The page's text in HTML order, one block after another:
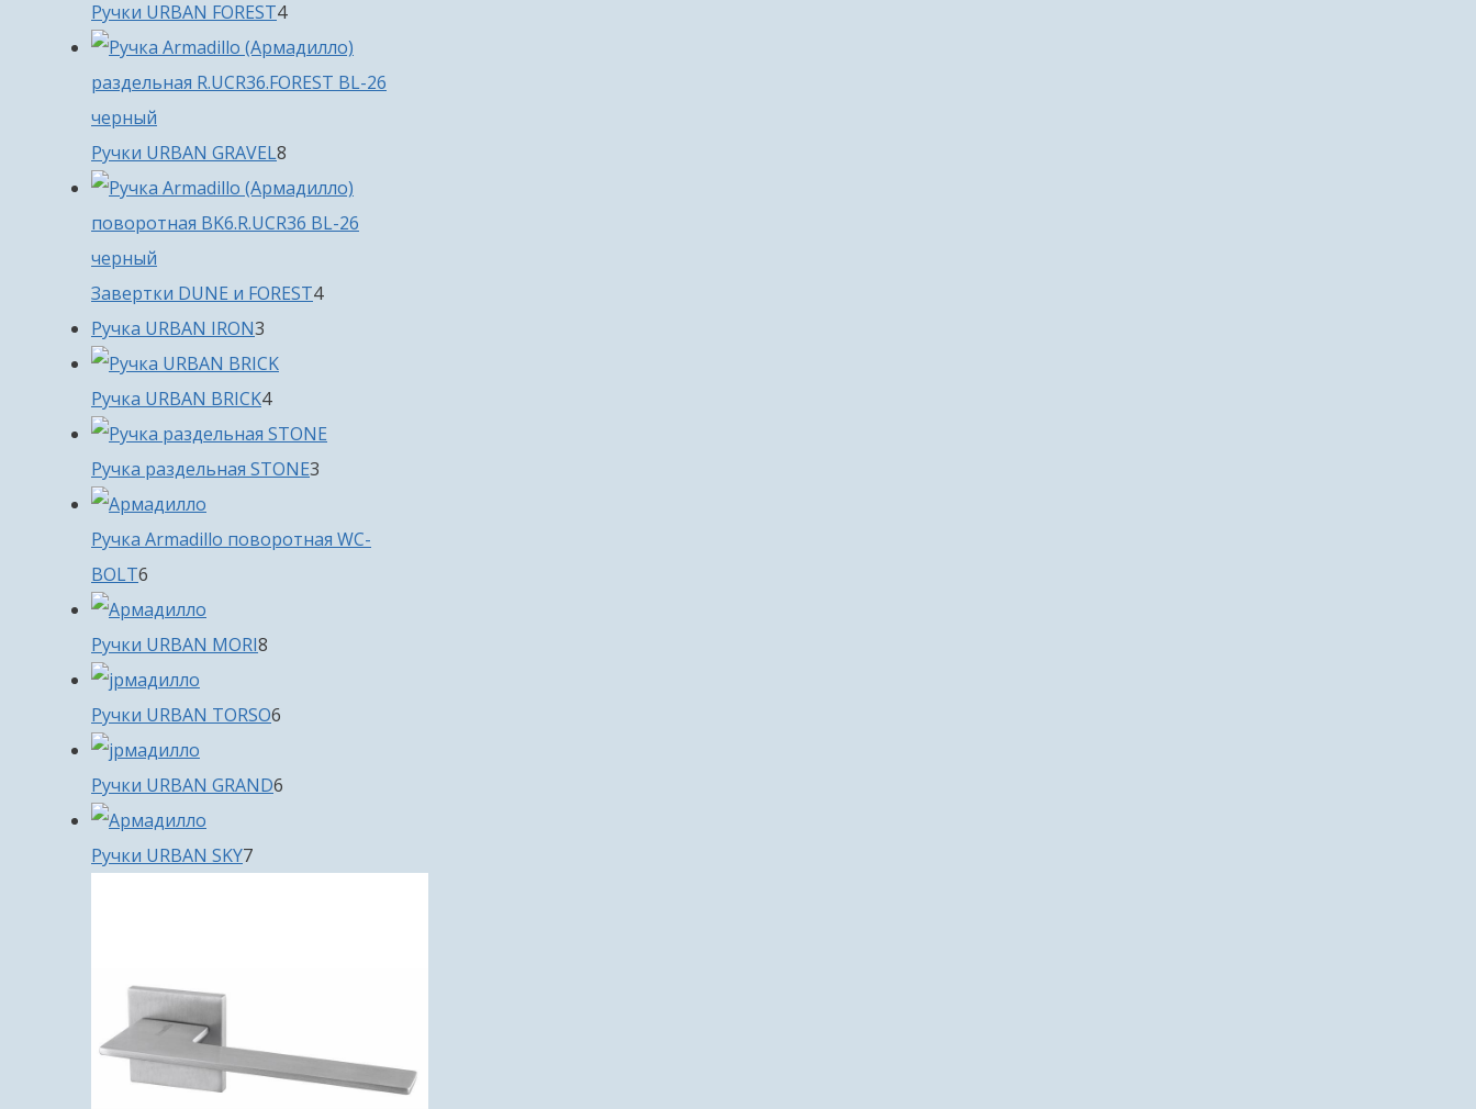
Ручки URBAN FOREST44
товара
Ручки URBAN GRAVEL8
товаров
Завертки DUNE и FOREST44
Ручка URBAN IRON3
товара
Ручка URBAN BRICK44
товара
Ручка раздельная STONE3
Ручка Armadillo поворотная WC-
BOLT6
товаров
Ручки URBAN MORI8
Ручки URBAN TORSO6
Ручки URBAN GRAND6
Ручки URBAN SKY77